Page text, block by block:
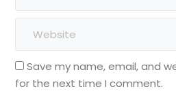
Save my name, email, and
for the next time I comment.